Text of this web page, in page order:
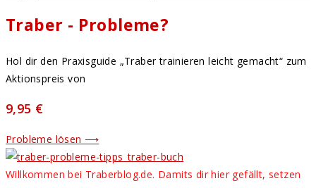
Traber - Probleme?
Hol dir den Praxisguide „Traber trainieren leicht gemacht“ zum
Aktionspreis von
9,95 €
Probleme lösen ⟶
Willkommen bei Traberblog.de. Damits dir hier gefällt, setzen